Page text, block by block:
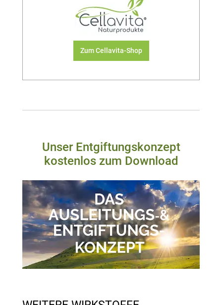
Zum Cellavita-Shop
Unser Entgiftungskonzept
kostenlos zum Download